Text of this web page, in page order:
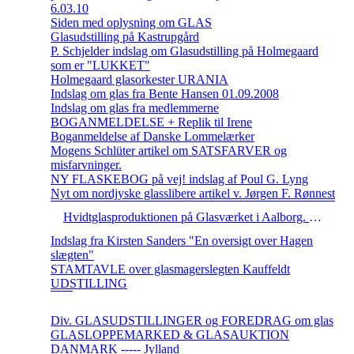
6.03.10
Siden med oplysning om GLAS
Glasudstilling på Kastrupgård
P. Schjelder indslag om Glasudstilling på Holmegaard
som er "LUKKET"
Holmegaard glasorkester URANIA
Indslag om glas fra Bente Hansen 01.09.2008
Indslag om glas fra medlemmerne
BOGANMELDELSE + Replik til Irene
Boganmeldelse af Danske Lommelærker
Mogens Schlüter artikel om SATSFARVER og
misfarvninger.
NY FLASKEBOG på vej! indslag af Poul G. Lyng
Nyt om nordjyske glasslibere artikel v. Jørgen F. Rønnest
Hvidtglasproduktionen på Glasværket i Aalborg. artikel v. Jørgen F. Rønnest
Indslag fra Kirsten Sanders "En oversigt over Hagen
slægten"
STAMTAVLE over glasmagerslegten Kauffeldt
UDSTILLING
Div. GLASUDSTILLINGER og FOREDRAG om glas
GLASLOPPEMARKED & GLASAUKTION
DANMARK ----- Jylland